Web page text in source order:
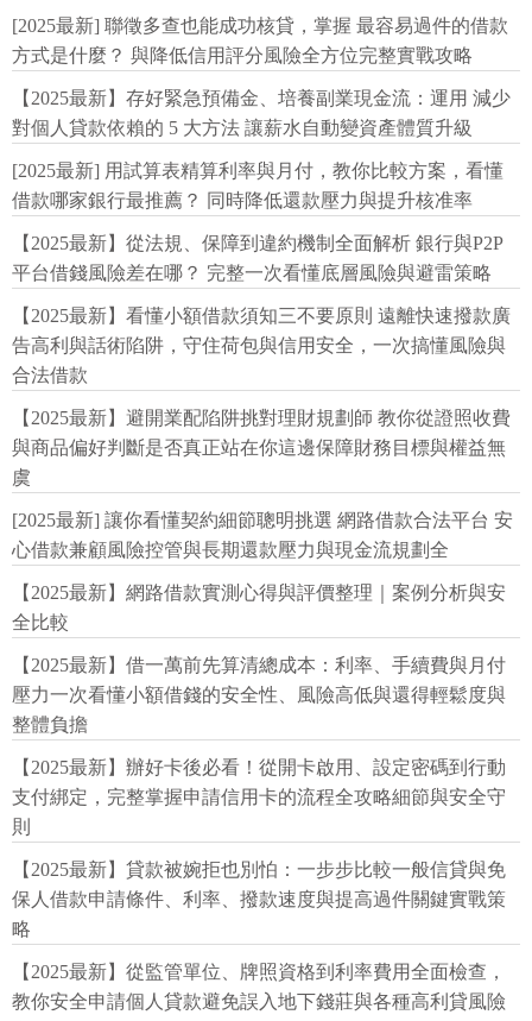
[2025最新] 聯徵多查也能成功核貸，掌握 最容易過件的借款
方式是什麼？ 與降低信用評分風險全方位完整實戰攻略
【2025最新】存好緊急預備金、培養副業現金流：運用 減少
對個人貸款依賴的 5 大方法 讓薪水自動變資產體質升級
[2025最新] 用試算表精算利率與月付，教你比較方案，看懂
借款哪家銀行最推薦？ 同時降低還款壓力與提升核准率
【2025最新】從法規、保障到違約機制全面解析 銀行與P2P
平台借錢風險差在哪？ 完整一次看懂底層風險與避雷策略
【2025最新】看懂小額借款須知三不要原則 遠離快速撥款廣
告高利與話術陷阱，守住荷包與信用安全，一次搞懂風險與
合法借款
【2025最新】避開業配陷阱挑對理財規劃師 教你從證照收費
與商品偏好判斷是否真正站在你這邊保障財務目標與權益無
虞
[2025最新] 讓你看懂契約細節聰明挑選 網路借款合法平台 安
心借款兼顧風險控管與長期還款壓力與現金流規劃全
【2025最新】網路借款實測心得與評價整理｜案例分析與安
全比較
【2025最新】借一萬前先算清總成本：利率、手續費與月付
壓力一次看懂小額借錢的安全性、風險高低與還得輕鬆度與
整體負擔
【2025最新】辦好卡後必看！從開卡啟用、設定密碼到行動
支付綁定，完整掌握申請信用卡的流程全攻略細節與安全守
則
【2025最新】貸款被婉拒也別怕：一步步比較一般信貸與免
保人借款申請條件、利率、撥款速度與提高過件關鍵實戰策
略
【2025最新】從監管單位、牌照資格到利率費用全面檢查，
教你安全申請個人貸款避免誤入地下錢莊與各種高利貸風險